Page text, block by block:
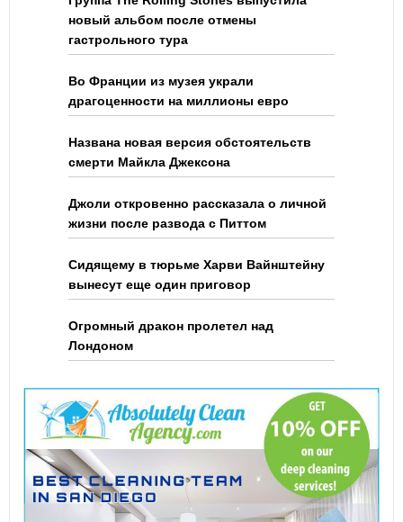
новый альбом после отмены
гастрольного тура
Во Франции из музея украли
драгоценности на миллионы евро
Названа новая версия обстоятельств
смерти Майкла Джексона
Джоли откровенно рассказала о личной
жизни после развода с Питтом
Сидящему в тюрьме Харви Вайнштейну
вынесут еще один приговор
Огромный дракон пролетел над
Лондоном